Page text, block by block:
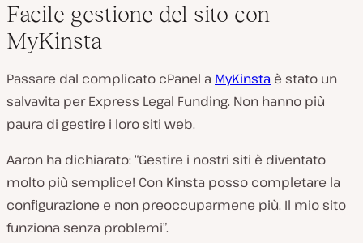
Facile gestione del sito con
MyKinsta
Passare dal complicato cPanel a MyKinsta è stato un
salvavita per Express Legal Funding. Non hanno più
paura di gestire i loro siti web.
Aaron ha dichiarato: “Gestire i nostri siti è diventato
molto più semplice! Con Kinsta posso completare la
configurazione e non preoccuparmene più. Il mio sito
funziona senza problemi”.